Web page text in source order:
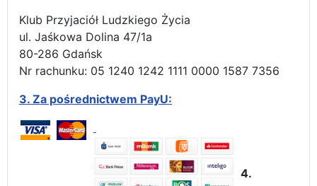
Klub Przyjaciół Ludzkiego Życia
ul. Jaśkowa Dolina 47/1a
80-286 Gdańsk
Nr rachunku: 05 1240 1242 1111 0000 1587 7356
3. Za pośrednictwem PayU:
4.